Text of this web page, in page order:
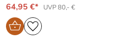
64,95 €* UVP 80,- €